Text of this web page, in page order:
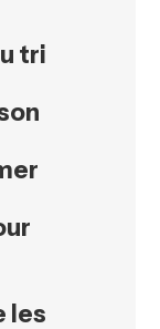
tri
les